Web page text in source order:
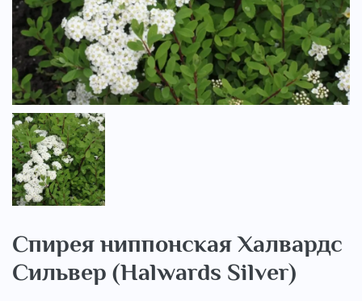
Спирея ниппонская Халвардс
Сильвер (Halwards Silver)